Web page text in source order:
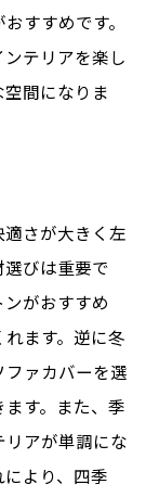
すすめです。
テリアを楽し
間になりま
さが大きく左
びは重要で
がおすすめ
ます。逆に冬
ァカバーを選
す。また、季
アが単調にな
より、四季